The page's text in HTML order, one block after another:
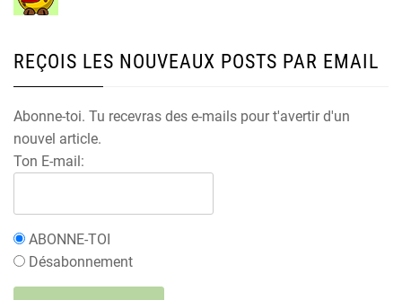
REÇOIS LES NOUVEAUX POSTS PAR EMAIL
Abonne-toi. Tu recevras des e-mails pour t'avertir d'un
nouvel article.
Ton E-mail:
ABONNE-TOI
Désabonnement